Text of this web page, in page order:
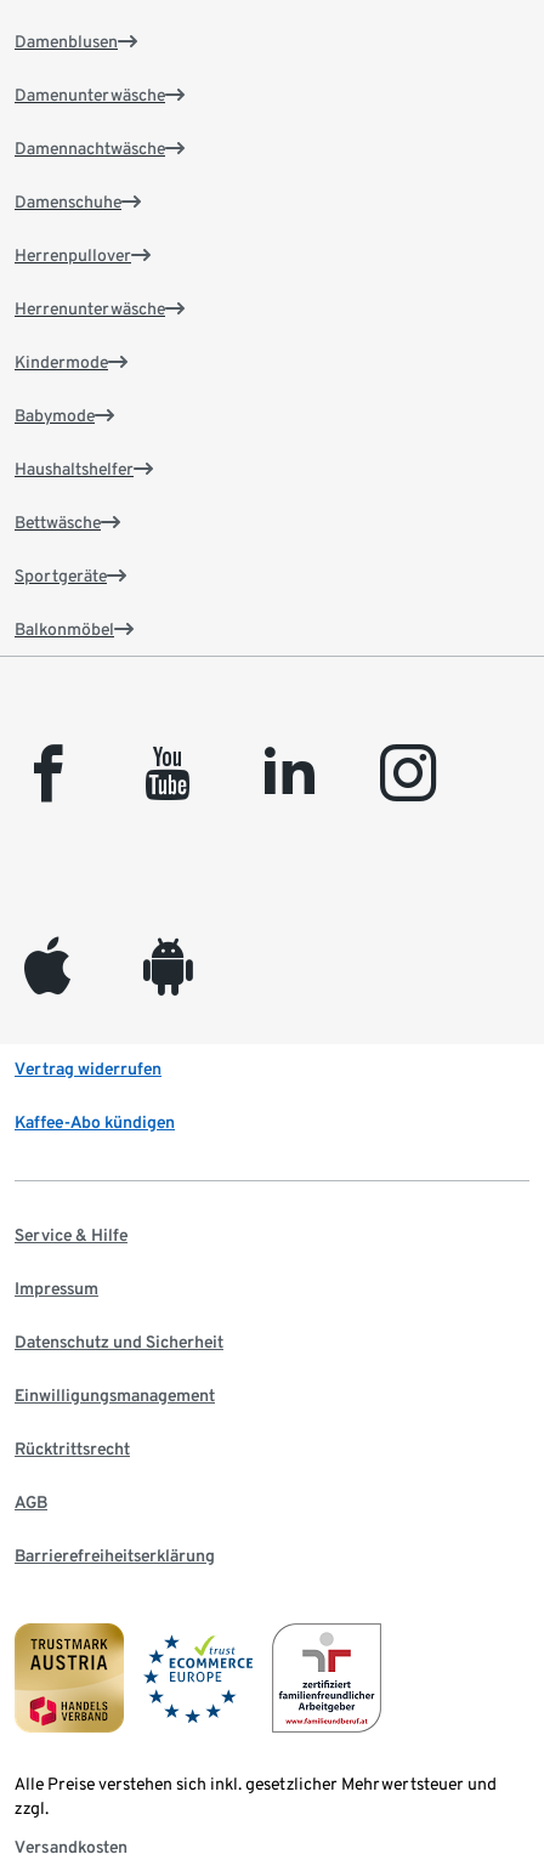
Damenblusen
Damenunterwäsche
Damennachtwäsche
Damenschuhe
Herrenpullover
Herrenunterwäsche
Kindermode
Babymode
Haushaltshelfer
Bettwäsche
Sportgeräte
Balkonmöbel
facebook youtube linkedin instagram
appleinc android
Vertrag widerrufen
Kaffee-Abo kündigen
Service & Hilfe
Impressum
Datenschutz und Sicherheit
Einwilligungsmanagement
Rücktrittsrecht
AGB
Barrierefreiheitserklärung
Alle Preise verstehen sich inkl. gesetzlicher Mehrwertsteuer und
zzgl.
Versandkosten